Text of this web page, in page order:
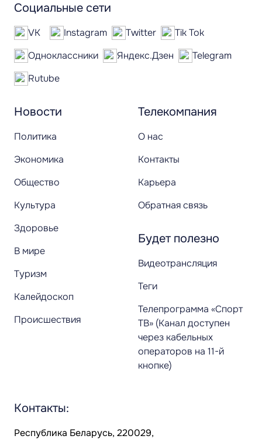
Новости
Политика
Экономика
Общество
Культура
Здоровье
В мире
Туризм
Калейдоскоп
Происшествия
Телекомпания
О нас
Контакты
Карьера
Обратная связь
Будет полезно
Видеотрансляция
Теги
Телепрограмма «Спорт
ТВ» (Канал доступен
через кабельных
операторов на 11-й
кнопке)
Социальные сети
VK Instagram Twitter
Tik Tok
Одноклассники
Яндекс.Дзен
Telegram
Rutube
Контакты:
Республика Беларусь, 220029,